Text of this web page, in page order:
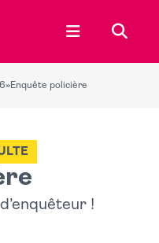
Ouvrir le
»Enquête policière
!